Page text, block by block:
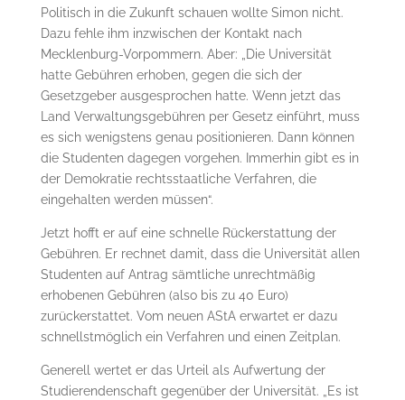
Politisch in die Zukunft schauen wollte Simon nicht.
Dazu fehle ihm inzwischen der Kontakt nach
Mecklenburg-Vorpommern. Aber: „Die Universität
hatte Gebühren erhoben, gegen die sich der
Gesetzgeber ausgesprochen hatte. Wenn jetzt das
Land Verwaltungsgebühren per Gesetz einführt, muss
es sich wenigstens genau positionieren. Dann können
die Studenten dagegen vorgehen. Immerhin gibt es in
der Demokratie rechtsstaatliche Verfahren, die
eingehalten werden müssen“.
Jetzt hofft er auf eine schnelle Rückerstattung der
Gebühren. Er rechnet damit, dass die Universität allen
Studenten auf Antrag sämtliche unrechtmäßig
erhobenen Gebühren (also bis zu 40 Euro)
zurückerstattet. Vom neuen AStA erwartet er dazu
schnellstmöglich ein Verfahren und einen Zeitplan.
Generell wertet er das Urteil als Aufwertung der
Studierendenschaft gegenüber der Universität. „Es ist